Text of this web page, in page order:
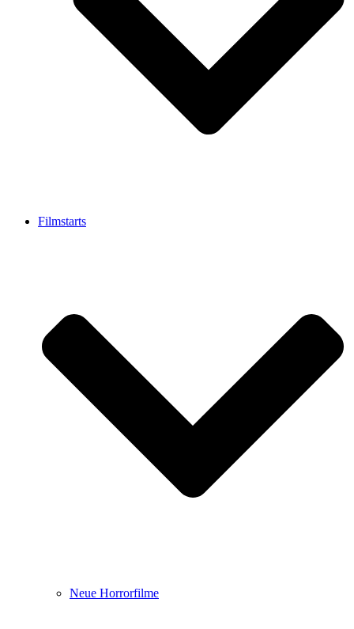
Filmstarts
Neue Horrorfilme